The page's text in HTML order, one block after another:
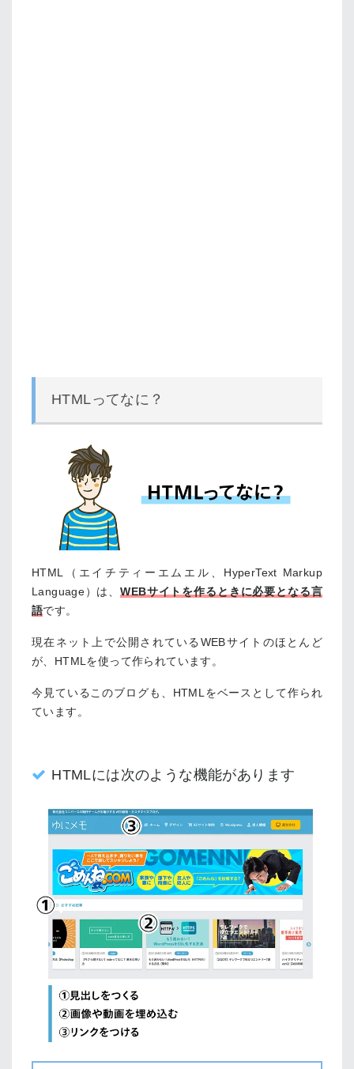
HTMLってなに？
HTML（エイチティーエムエル、HyperText Markup
Language）は、WEBサイトを作るときに必要となる言
語です。
現在ネット上で公開されているWEBサイトのほとんど
が、HTMLを使って作られています。
今見ているこのブログも、HTMLをベースとして作られ
ています。
HTMLには次のような機能があります